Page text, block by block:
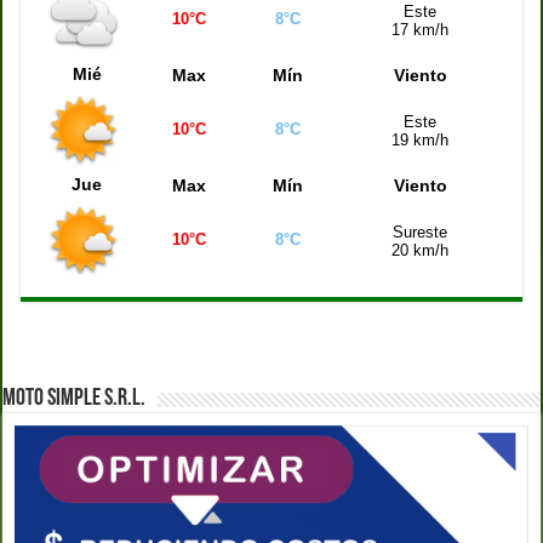
Quiniela Montevideo (21:00 hs)
10°C 8°C
Este
17 km/h
Mié Max Mín Viento
10°C 8°C
Este
19 km/h
Jue Max Mín Viento
10°C 8°C
Sureste
20 km/h
MOTO SIMPLE S.R.L.